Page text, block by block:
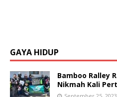
GAYA HIDUP
Bamboo Ralley
Nikmah Kali